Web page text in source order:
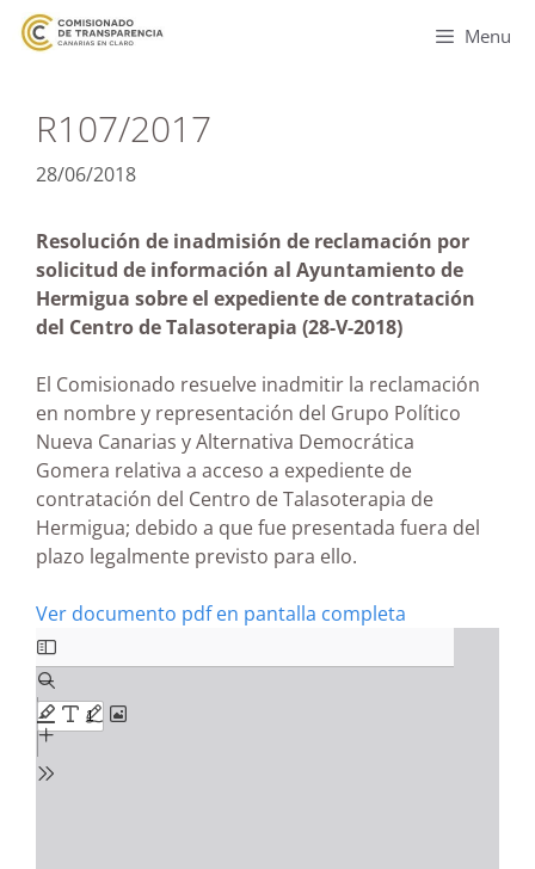
Menu
R107/2017
28/06/2018
Resolución de inadmisión de reclamación por
solicitud de información al Ayuntamiento de
Hermigua sobre el expediente de contratación
del Centro de Talasoterapia (28-V-2018)
El Comisionado resuelve inadmitir la reclamación
en nombre y representación del Grupo Político
Nueva Canarias y Alternativa Democrática
Gomera relativa a acceso a expediente de
contratación del Centro de Talasoterapia de
Hermigua; debido a que fue presentada fuera del
plazo legalmente previsto para ello.
Ver documento pdf en pantalla completa